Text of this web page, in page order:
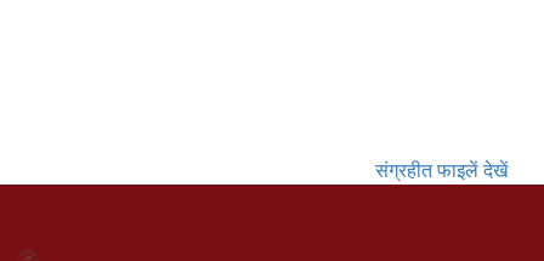
संग्रहीत फाइलें देखें